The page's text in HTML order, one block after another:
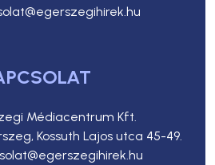
Médiacentrum Kft.
Kossuth Lajos utca 45-49.